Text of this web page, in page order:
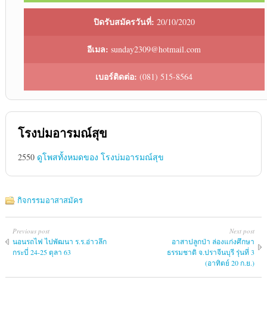
ปิดรับสมัครวันที่: 20/10/2020
อีเมล: sunday2309@hotmail.com
เบอร์ติดต่อ: (081) 515-8564
โรงบ่มอารมณ์สุข
2550 ดูโพสทั้งหมดของ โรงบ่มอารมณ์สุข
กิจกรรมอาสาสมัคร
Previous post
นอนรถไฟ ไปพัฒนา ร.ร.อ่าวลึก
กระบี่ 24-25 ตุลา 63
Next post
อาสาปลูกป่า ล่องแก่งศึกษา
ธรรมชาติ จ.ปราจีนบุรี รุ่นที่ 3
(อาทิตย์ 20 ก.ย.)